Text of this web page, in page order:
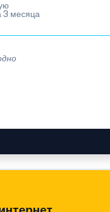
3 месяца